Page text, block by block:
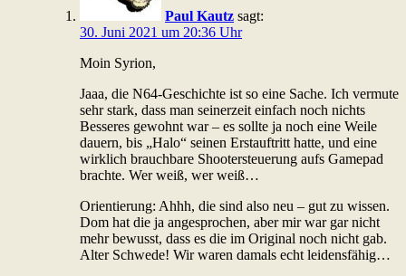
Paul Kautz sagt:
30. Juni 2021 um 20:36 Uhr
Moin Syrion,
Jaaa, die N64-Geschichte ist so eine Sache. Ich vermute
sehr stark, dass man seinerzeit einfach noch nichts
Besseres gewohnt war – es sollte ja noch eine Weile
dauern, bis „Halo“ seinen Erstauftritt hatte, und eine
wirklich brauchbare Shootersteuerung aufs Gamepad
brachte. Wer weiß, wer weiß…
Orientierung: Ahhh, die sind also neu – gut zu wissen.
Dom hat die ja angesprochen, aber mir war gar nicht
mehr bewusst, dass es die im Original noch nicht gab.
Alter Schwede! Wir waren damals echt leidensfähig…